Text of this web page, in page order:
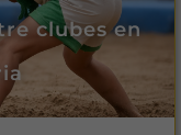
clubes en